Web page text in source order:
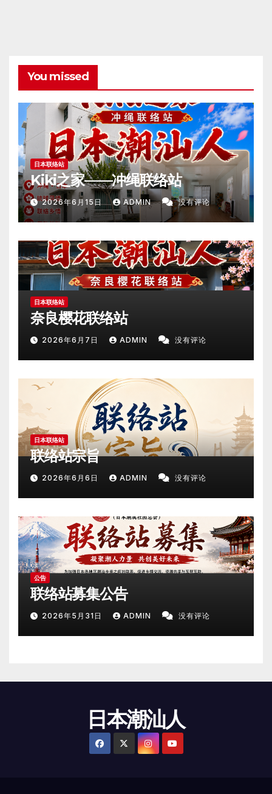
You missed
日本联络站
Kiki之家——冲绳联络站
2026年6月15日 ADMIN 没有评论
日本联络站
奈良樱花联络站
2026年6月7日 ADMIN 没有评论
日本联络站
联络站宗旨
2026年6月6日 ADMIN 没有评论
公告
联络站募集公告
2026年5月31日 ADMIN 没有评论
日本潮汕人